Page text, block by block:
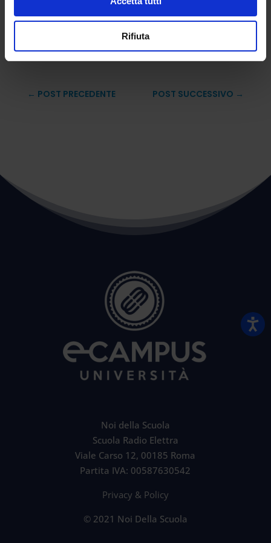
Rifiuta
mascherine di tipo FFP2.
Fonti: orizzontescuola.it; flcgil.it
← POST PRECEDENTE POST SUCCESSIVO →
Noi della Scuola
Scuola Radio Elettra
Viale Carso 12, 00185 Roma
Partita IVA: 00587630542
Privacy & Policy
© 2021 Noi Della Scuola